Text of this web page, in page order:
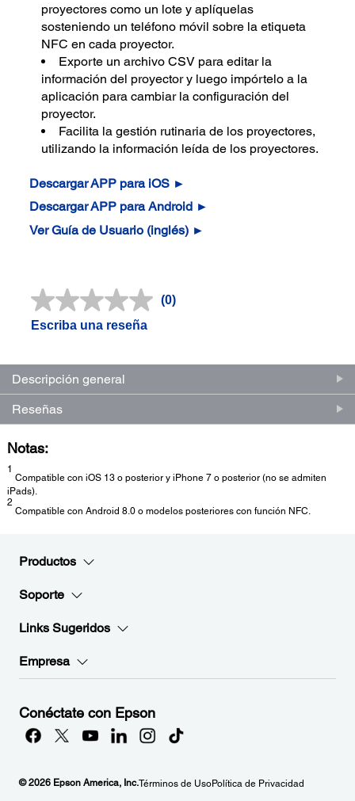
proyectores como un lote y aplíquelas
sosteniendo un teléfono móvil sobre la etiqueta
NFC en cada proyector.
Exporte un archivo CSV para editar la
información del proyector y luego impórtelo a la
aplicación para cambiar la configuración del
proyector.
Facilita la gestión rutinaria de los proyectores,
utilizando la información leída de los proyectores.
Descargar APP para iOS ►
Descargar APP para Android ►
Ver Guía de Usuario (inglés) ►
Sin
misma
(0)
Escriba una reseña
Descripción general
Reseñas
Notas:
1
Compatible con iOS 13 o posterior y iPhone 7 o posterior (no se admiten
iPads).
2
Compatible con Android 8.0 o modelos posteriores con función NFC.
Productos
Soporte
Links Sugeridos
Empresa
Conéctate con Epson
© 2026 Epson America, Inc.Términos de UsoPolítica de Privacidad